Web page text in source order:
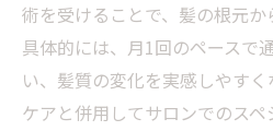
術を受けることで、髪の根元か
具体的には、月1回のペースで
い、髪質の変化を実感しやす
ケアと併用してサロンでのス